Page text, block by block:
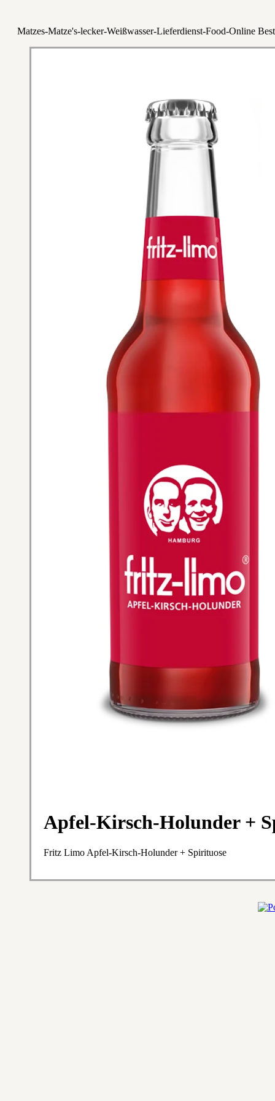
Matzes-Matze's-lecker-Weißwasser-Lieferdienst-Food-Online
Apfel-Kirsch-Holunder +
Fritz Limo Apfel-Kirsch-Holunder + Spirituose